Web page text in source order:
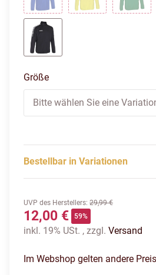
blau weiss
Größe
Bitte wählen Sie eine
Bestellbar in Variationen
UVP des Herstellers: 29,99 €
12,00 € 59%
inkl. 19% USt. , zzgl. Versand
Im Webshop gelten andere